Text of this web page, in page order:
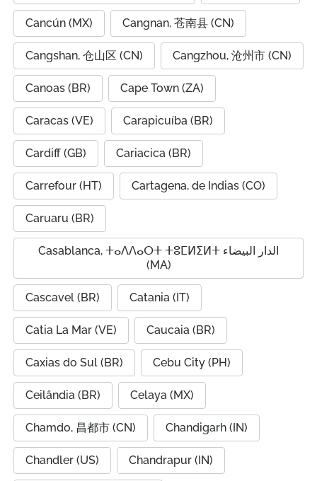
Cancún (MX) Cangnan, 苍南县 (CN)
Cangshan, 仓山区 (CN) Cangzhou, 沧州市 (CN)
Canoas (BR) Cape Town (ZA)
Caracas (VE) Carapicuíba (BR)
Cardiff (GB) Cariacica (BR)
Carrefour (HT) Cartagena, de Indias (CO)
Caruaru (BR)
Casablanca, ⵜⴰⴷⴷⴰⵔⵜ ⵜⵓⵎⵍⵉⵍⵜ الدار البيضاء
(MA)
Cascavel (BR) Catania (IT)
Catia La Mar (VE) Caucaia (BR)
Caxias do Sul (BR) Cebu City (PH)
Ceilândia (BR) Celaya (MX)
Chamdo, 昌都市 (CN) Chandigarh (IN)
Chandler (US) Chandrapur (IN)